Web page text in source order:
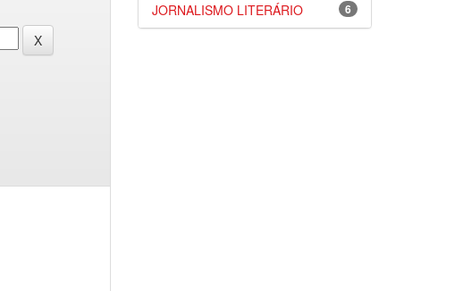
6
JORNALISMO LITERÁRIO